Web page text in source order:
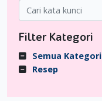
Filter Kategori
Semua Kategori
Resep